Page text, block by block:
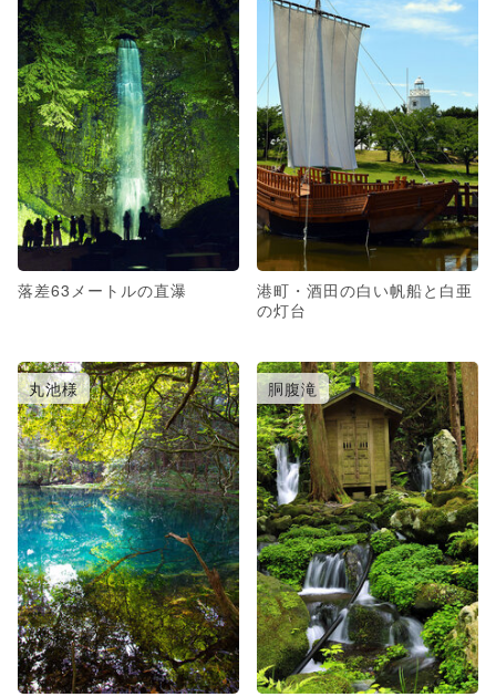
落差63メートルの直瀑
港町・酒田の白い帆船と白亜
の灯台
丸池様 胴腹滝